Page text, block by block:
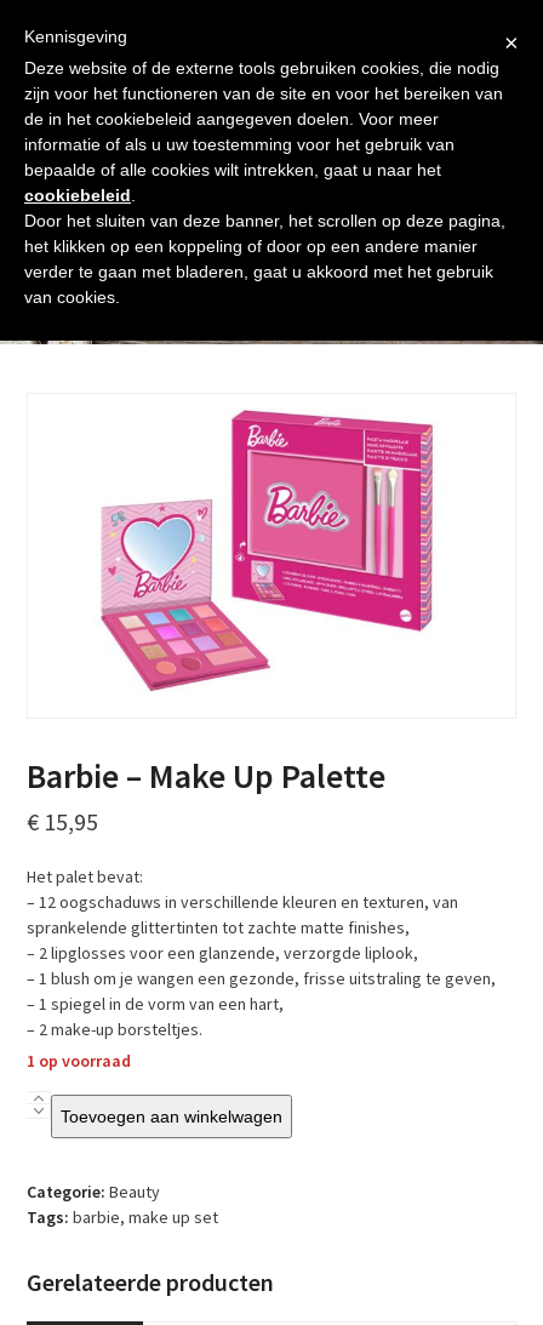
content
Afrekenen
Winkelmand Shop
Open
mobile
menu
Close
mobile
menu
Shop
Barbie – Make Up Palette
€ 15,95
Het palet bevat:
– 12 oogschaduws in verschillende kleuren en texturen, van
sprankelende glittertinten tot zachte matte finishes,
– 2 lipglosses voor een glanzende, verzorgde liplook,
– 1 blush om je wangen een gezonde, frisse uitstraling te geven,
– 1 spiegel in de vorm van een hart,
– 2 make-up borsteltjes.
1 op voorraad
Barbie
Palette
aantal
Toevoegen aan winkelwagen
Categorie: Beauty
Tags: barbie,make up set
Gerelateerde producten
×
Kennisgeving
Deze website of de externe tools gebruiken cookies, die nodig
zijn voor het functioneren van de site en voor het bereiken van
de in het cookiebeleid aangegeven doelen. Voor meer
informatie of als u uw toestemming voor het gebruik van
bepaalde of alle cookies wilt intrekken, gaat u naar het
cookiebeleid
Door het sluiten van deze banner, het scrollen op deze pagina,
het klikken op een koppeling of door op een andere manier
verder te gaan met bladeren, gaat u akkoord met het gebruik
van cookies.